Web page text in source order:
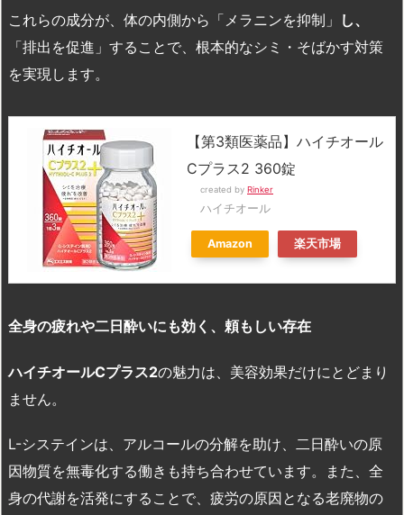
これらの成分が、体の内側から「メラニンを抑制」 し、
「排出を促進」することで、根本的なシミ・そばかす対策
を実現します。
【第3類医薬品】ハイチオール
Cプラス2 360錠
created by Rinker
ハイチオール
Amazon 楽天市場
全身の疲れや二日酔いにも効く、頼もしい存在
ハイチオールCプラス2の魅力は、美容効果だけにとどまり
ません。
L-システインは、アルコールの分解を助け、二日酔いの原
因物質を無毒化する働きも持ち合わせています。また、全
身の代謝を活発にすることで、疲労の原因となる老廃物の